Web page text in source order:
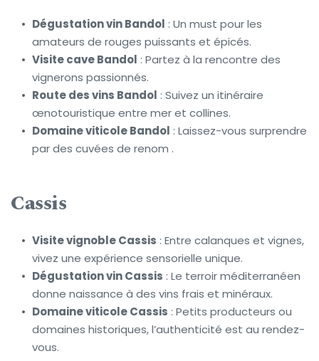
Dégustation vin Bandol : Un must pour les
amateurs de rouges puissants et épicés.
Visite cave Bandol : Partez à la rencontre des
vignerons passionnés.
Route des vins Bandol : Suivez un itinéraire
œnotouristique entre mer et collines.
Domaine viticole Bandol : Laissez-vous surprendre
par des cuvées de renom .
Cassis
Visite vignoble Cassis : Entre calanques et vignes,
vivez une expérience sensorielle unique.
Dégustation vin Cassis : Le terroir méditerranéen
donne naissance à des vins frais et minéraux.
Domaine viticole Cassis : Petits producteurs ou
domaines historiques, l’authenticité est au rendez-
vous.